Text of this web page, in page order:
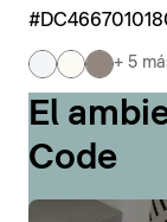
+ 5
El
Code